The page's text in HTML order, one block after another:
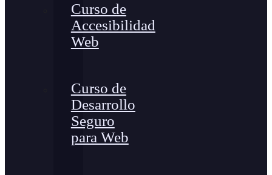
Curso de
Accesibilidad
Web
Curso de
Desarrollo
Seguro
para Web